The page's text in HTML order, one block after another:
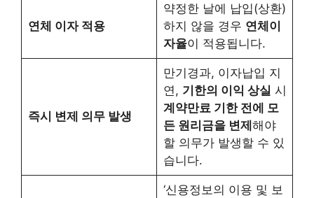
연체 이자 적용
약정한 날에 납입(상환)
하지 않을 경우 연체이
자율이 적용됩니다.
즉시 변제 의무 발생
만기경과, 이자납입 지
연, 기한의 이익 상실 시
계약만료 기한 전에 모
든 원리금을 변제해야
할 의무가 발생할 수 있
습니다.
‘신용정보의 이용 및 보